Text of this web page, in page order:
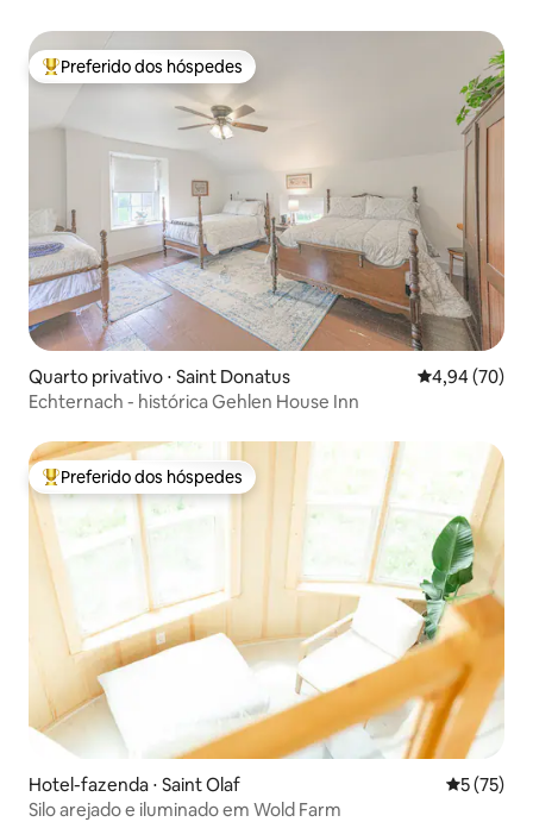
Entre os melhores preferidos dos hóspedes
Preferido dos hóspedes
Quarto privativo ⋅ Saint Donatus 4,94 de uma
4,94 (70)
Echternach - histórica Gehlen House Inn
Entre os melhores preferidos dos hóspedes
Preferido dos hóspedes
Hotel-fazenda ⋅ Saint Olaf 5 de uma
5 (75)
Silo arejado e iluminado em Wold Farm